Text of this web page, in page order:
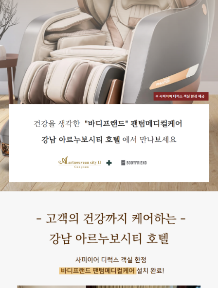
레스토랑
편의시설
프로모션